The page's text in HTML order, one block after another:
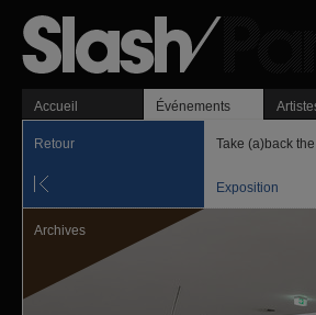
Accueil Événements
Retour Take (a)back
Exposition
Archives